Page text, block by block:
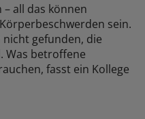
– all das können
sein.
gefunden, die
Was betroffene
fasst ein Kollege